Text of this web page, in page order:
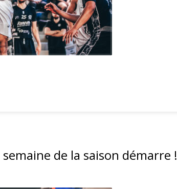
semaine de la saison démarre !